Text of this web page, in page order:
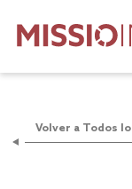
Volver a Todos